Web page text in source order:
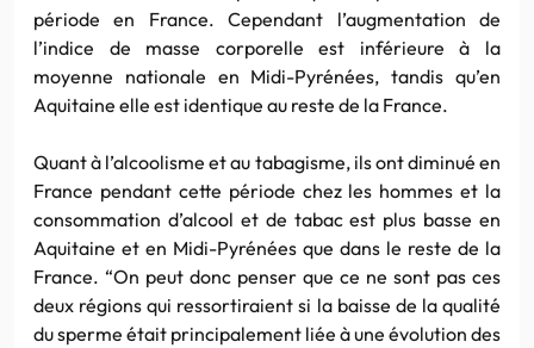
période en France. Cependant l’augmentation de
l’indice de masse corporelle est inférieure à la
moyenne nationale en Midi-Pyrénées, tandis qu’en
Aquitaine elle est identique au reste de la France.
Quant à l’alcoolisme et au tabagisme, ils ont diminué en
France pendant cette période chez les hommes et la
consommation d’alcool et de tabac est plus basse en
Aquitaine et en Midi-Pyrénées que dans le reste de la
France. “On peut donc penser que ce ne sont pas ces
deux régions qui ressortiraient si la baisse de la qualité
du sperme était principalement liée à une évolution des